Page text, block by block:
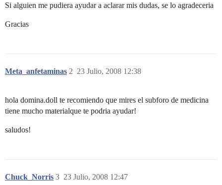
Si alguien me pudiera ayudar a aclarar mis dudas, se lo agradeceria
Gracias
Meta_anfetaminas 23 Julio, 2008 12:38
2
hola domina.doll te recomiendo que mires el subforo de medicina
tiene mucho materialque te podria ayudar!
saludos!
Chuck_Norris 23 Julio, 2008 12:47
3